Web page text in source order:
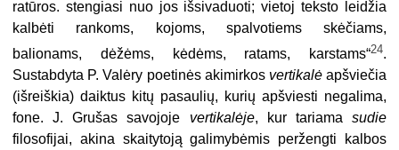
ratūros. stengiasi nuo jos išsivaduoti; vietoj teksto leidžia
kalbėti rankoms, kojoms, spalvotiems skėčiams,
balionams, dėžėms, kėdėms, ratams, karstams“24.
Sustabdyta P. Valėry poetinės akimirkos vertikalėapšviečia
(išreiškia) daiktus kitų pasaulių, kurių apšviesti negalima,
fone. J. Grušas savojoje vertikalėje, kur tariama sudie
filosofijai, akina skaitytoją gali­mybėmis peržengti kalbos